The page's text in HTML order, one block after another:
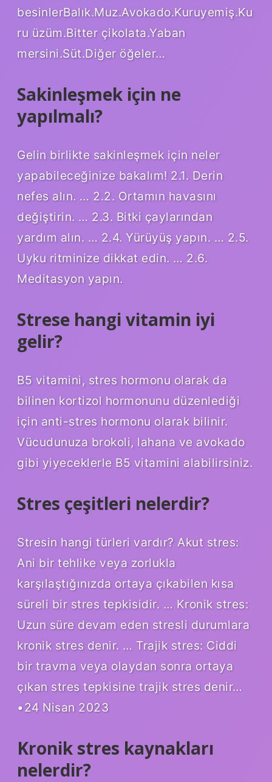
besinlerBalık.Muz.Avokado.Kuruyemiş.Ku
ru üzüm.Bitter çikolata.Yaban
mersini.Süt.Diğer öğeler…
Sakinleşmek için ne
yapılmalı?
Gelin birlikte sakinleşmek için neler
yapabileceğinize bakalım! 2.1. Derin
nefes alın. … 2.2. Ortamın havasını
değiştirin. … 2.3. Bitki çaylarından
yardım alın. … 2.4. Yürüyüş yapın. … 2.5.
Uyku ritminize dikkat edin. … 2.6.
Meditasyon yapın.
Strese hangi vitamin iyi
gelir?
B5 vitamini, stres hormonu olarak da
bilinen kortizol hormonunu düzenlediği
için anti-stres hormonu olarak bilinir.
Vücudunuza brokoli, lahana ve avokado
gibi yiyeceklerle B5 vitamini alabilirsiniz.
Stres çeşitleri nelerdir?
Stresin hangi türleri vardır? Akut stres:
Ani bir tehlike veya zorlukla
karşılaştığınızda ortaya çıkabilen kısa
süreli bir stres tepkisidir. … Kronik stres:
Uzun süre devam eden stresli durumlara
kronik stres denir. … Trajik stres: Ciddi
bir travma veya olaydan sonra ortaya
çıkan stres tepkisine trajik stres denir…
•24 Nisan 2023
Kronik stres kaynakları
nelerdir?